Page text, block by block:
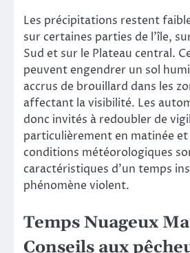
Les précipitations restent
sur certaines parties de l’île,
Sud et sur le Plateau central.
peuvent engendrer un sol
accrus de brouillard dans les
affectant la visibilité. Les
donc invités à redoubler de
particulièrement en matinée et
conditions météorologiques
caractéristiques d’un temps
phénomène violent.
Temps Nuageux
Conseils aux